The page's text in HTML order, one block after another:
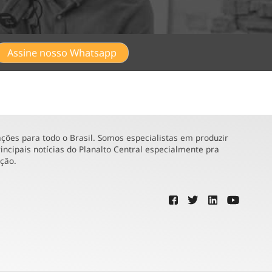
Assine nosso Whatsapp
para todo o Brasil. Somos especialistas em produzir
notícias do Planalto Central especialmente pra